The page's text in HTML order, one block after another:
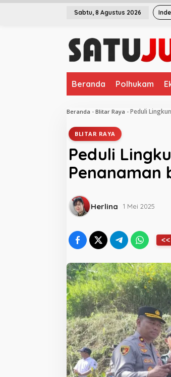
L
Sabtu, 8 Agustus 2026
Beranda Polhukam
Beranda - Blitar Raya - Peduli
BLITAR RAYA
Peduli
Penanaman
Herlina 1 Mei 2025